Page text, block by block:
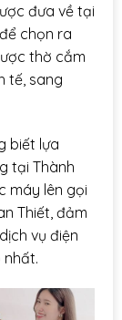
đưa về tại
chọn ra
thờ cắm
tế, sang
biết lựa
tại Thành
máy lên gọi
Thiết, đảm
vụ điện
nhất.